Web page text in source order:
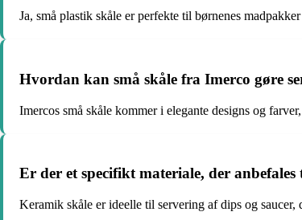
Ja, små plastik skåle er perfekte til børnenes
Hvordan kan små skåle fra Imerco gøre
Imercos små skåle kommer i elegante designs og
Er der et specifikt materiale, der
Keramik skåle er ideelle til servering af dips og